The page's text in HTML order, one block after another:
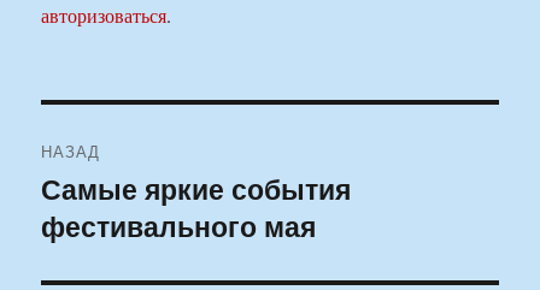
авторизоваться.
по
записям
НАЗАД
Предыдущая
запись:
Самые яркие события
фестивального мая